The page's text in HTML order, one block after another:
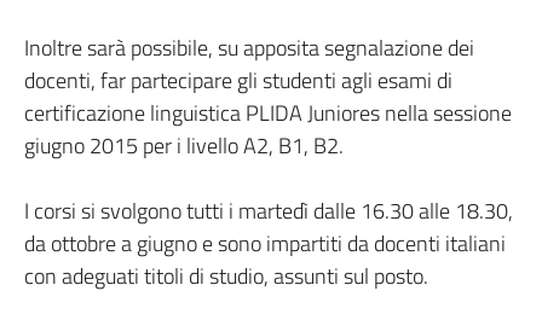
Inoltre sarà possibile, su apposita segnalazione dei
docenti, far partecipare gli studenti agli esami di
certificazione linguistica PLIDA Juniores nella sessione
giugno 2015 per i livello A2, B1, B2.
I corsi si svolgono tutti i martedì dalle 16.30 alle 18.30,
da ottobre a giugno e sono impartiti da docenti italiani
con adeguati titoli di studio, assunti sul posto.